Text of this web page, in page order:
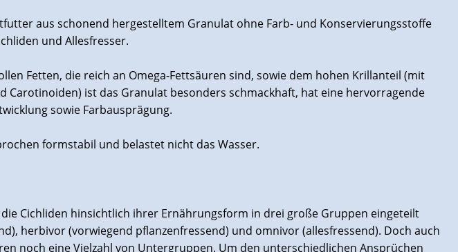
aus schonend hergestelltem Granulat ohne Farb- und Konservierungsstoffe
und Allesfresser.
Fetten, die reich an Omega-Fettsäuren sind, sowie dem hohen Krillanteil (mit
Carotinoiden) ist das Granulat besonders schmackhaft, hat eine hervorragende
sowie Farbausprägung.
formstabil und belastet nicht das Wasser.
Cichliden hinsichtlich ihrer Ernährungsform in drei große Gruppen eingeteilt
herbivor (vorwiegend pflanzenfressend) und omnivor (allesfressend). Doch auch
noch eine Vielzahl von Untergruppen. Um den unterschiedlichen Ansprüchen